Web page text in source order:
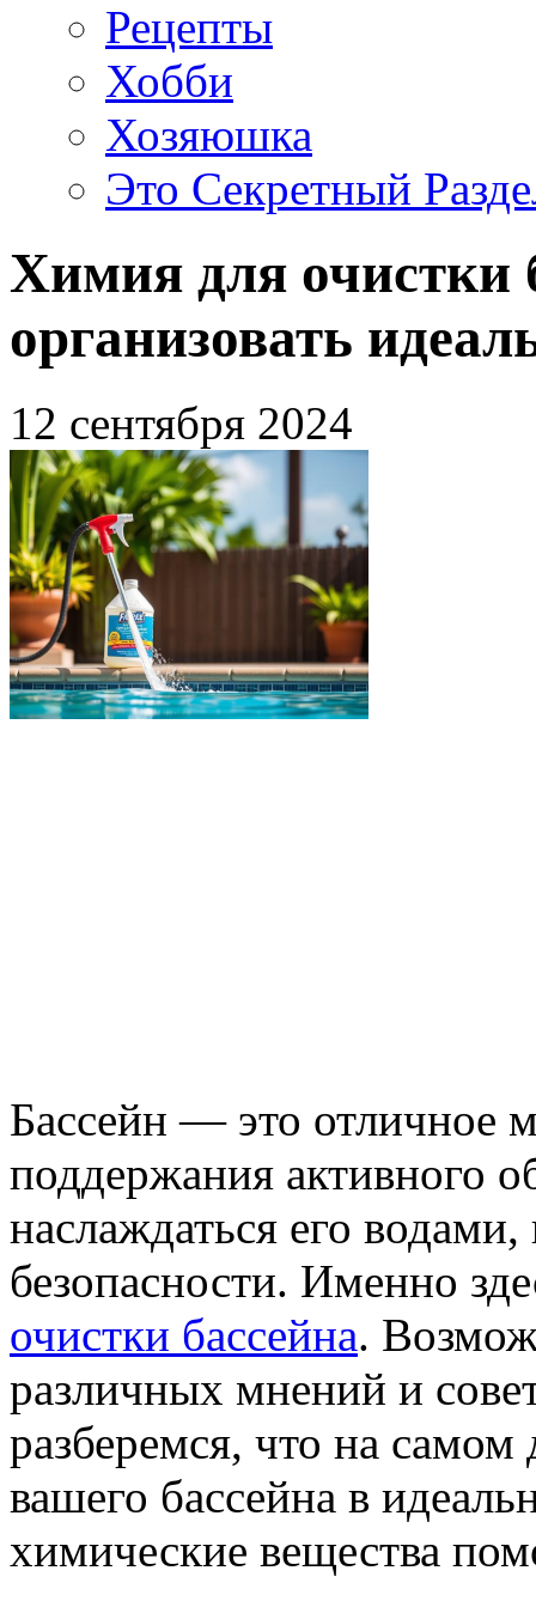
Рецепты
Хобби
Хозяюшка
Это Секретный
Химия для очистки
организовать
12 сентября 2024
Бассейн — это отличное
поддержания активного
наслаждаться его
безопасности. Именно
очистки бассейна.
различных мнений и
разберемся, что на
вашего бассейна в
химические вещества